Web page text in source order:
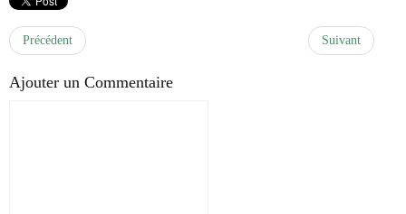
Précédent Suivant
Ajouter un Commentaire